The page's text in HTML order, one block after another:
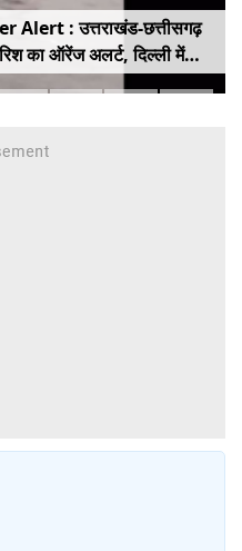
Alert : उत्तराखंड-छत्तीसगढ़
का ऑरेंज अलर्ट, दिल्ली में
जानें IMD का ताजा अपडेट